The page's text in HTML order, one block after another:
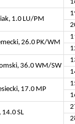
1.0 LU/PM
26.0 PK/WM
36.0 WM/SW
17.0 MP
14.0 SL